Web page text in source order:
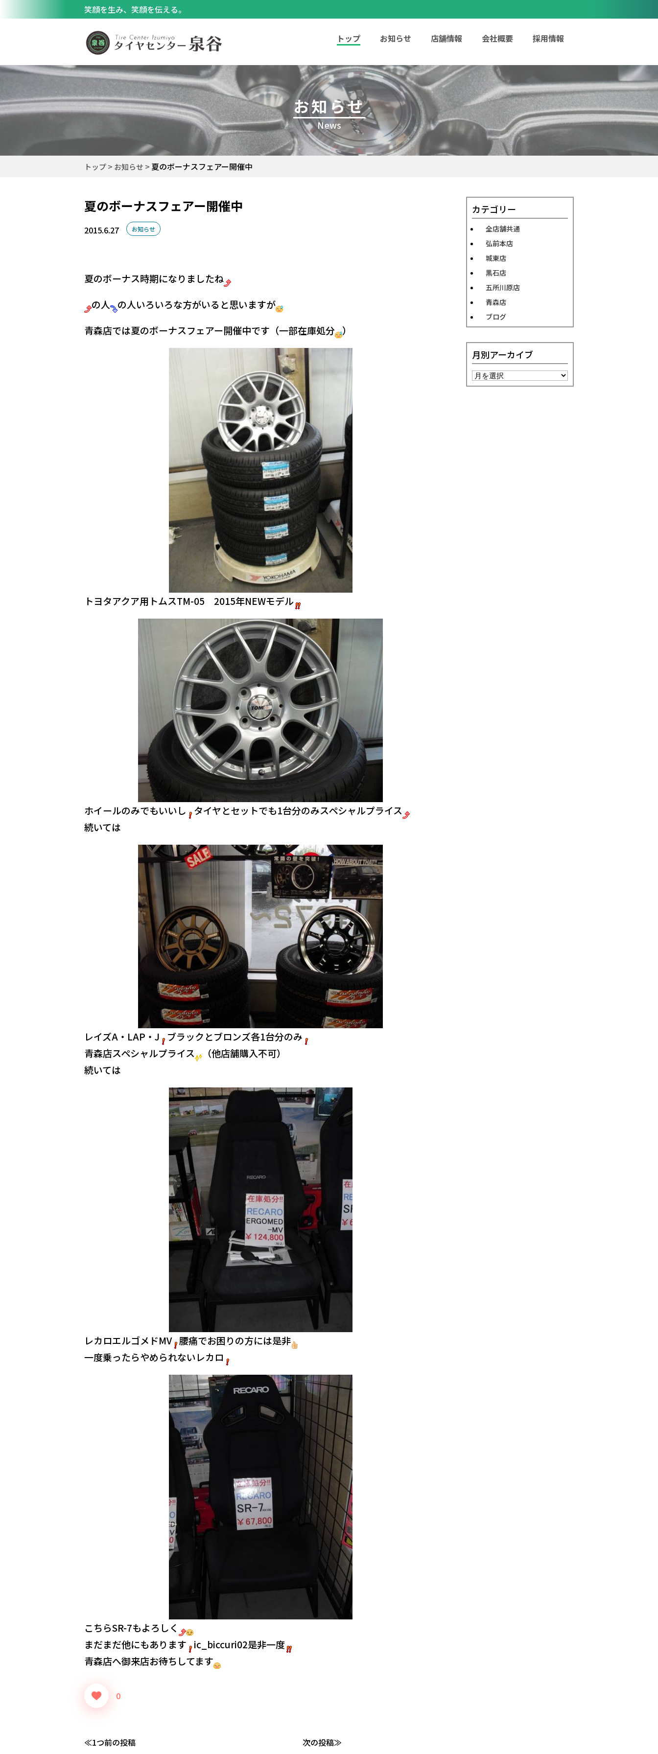
笑顔を生み、笑顔を伝える。
トップ お知らせ 店舗情報 会社概要 採用情報
お知らせ
News
トップ お知らせ 夏のボーナスフェアー開催中
夏のボーナスフェアー開催中
2015.6.27 お知らせ
夏のボーナス時期になりましたね
の人
の人いろいろな方がいると思いますが
青森店では夏のボーナスフェアー開催中です（一部在庫処分 ）
トヨタアクア用トムスTM-05 2015年NEWモデル
ホイールのみでもいいし
タイヤとセットでも1台分のみスペシャルプライス
続いては
レイズA・LAP・J
ブラックとブロンズ各1台分のみ
青森店スペシャルプライス
（他店舗購入不可）
続いては
レカロエルゴメドMV 腰痛でお困りの方には是非
一度乗ったらやめられないレカロ
こちらSR-7もよろしく
まだまだ他にもあります
ic_biccuri02是非一度
青森店へ御来店お待ちしてます
0
1つ前の投稿 次の投稿
カテゴリー
全店舗共通
弘前本店
城東店
黒石店
五所川原店
青森店
ブログ
月別アーカイブ